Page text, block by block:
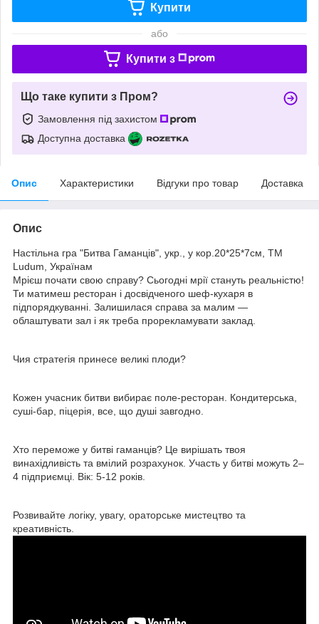
Купити
або
Купити з
Що таке купити з Пром?
Замовлення під захистом
Доступна доставка
Опис Характеристики Відгуки про товар Доставка
Опис
Настільна гра "Битва Гаманців", укр., у кор.20*25*7см, ТМ
Ludum, Українам
Мрієш почати свою справу? Сьогодні мрії стануть реальністю!
Ти матимеш ресторан і досвідченого шеф-кухаря в
підпорядкуванні. Залишилася справа за малим —
облаштувати зал і як треба прорекламувати заклад.
Чия стратегія принесе великі плоди?
Кожен учасник битви вибирає поле-ресторан. Кондитерська,
суші-бар, піцерія, все, що душі завгодно.
Хто переможе у битві гаманців? Це вирішать твоя
винахідливість та вмілий розрахунок. Участь у битві можуть 2–
4 підприємці. Вік: 5-12 років.
Розвивайте логіку, увагу, ораторське мистецтво та
креативність.